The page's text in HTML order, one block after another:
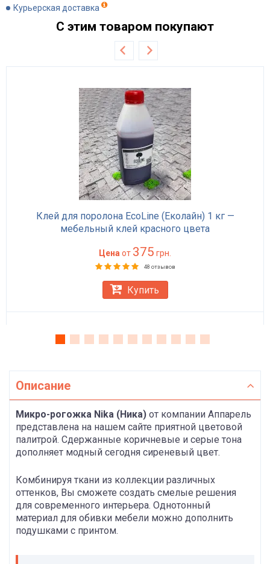
Курьерская доставка
С этим товаром покупают
Клей для поролона EcoLine (Еколайн) 1 кг —
мебельный клей красного цвета
Цена от 375 грн.
48 отзывов
Купить
Описание
Микро-рогожка Nika (Ника) от компании Аппарель
представлена на нашем сайте приятной цветовой
палитрой. Сдержанные коричневые и серые тона
дополняет модный сегодня сиреневый цвет.
Комбинируя ткани из коллекции различных
оттенков, Вы сможете создать смелые решения
для современного интерьера. Однотонный
материал для обивки мебели можно дополнить
подушками с принтом.